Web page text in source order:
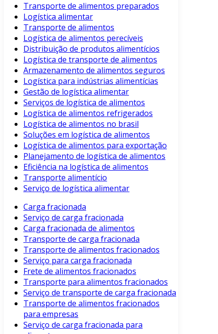
Transporte de alimentos preparados
Logística alimentar
Transporte de alimentos
Logística de alimentos perecíveis
Distribuição de produtos alimentícios
Logística de transporte de alimentos
Armazenamento de alimentos seguros
Logística para indústrias alimentícias
Gestão de logística alimentar
Serviços de logística de alimentos
Logística de alimentos refrigerados
Logística de alimentos no brasil
Soluções em logística de alimentos
Logística de alimentos para exportação
Planejamento de logística de alimentos
Eficiência na logística de alimentos
Transporte alimentício
Serviço de logística alimentar
Carga fracionada
Serviço de carga fracionada
Carga fracionada de alimentos
Transporte de carga fracionada
Transporte de alimentos fracionados
Serviço para carga fracionada
Frete de alimentos fracionados
Transporte para alimentos fracionados
Serviço de transporte de carga fracionada
Transporte de alimentos fracionados
para empresas
Serviço de carga fracionada para